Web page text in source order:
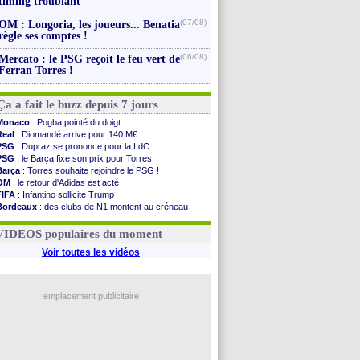
: Longoria, les joueurs... Benatia
ses comptes !
(07/08)
: le PSG reçoit le feu vert de
Torres !
(06/08)
a fait le buzz depuis 7 jours
: Pogba pointé du doigt
: Diomandé arrive pour 140 M€ !
: Dupraz se prononce pour la LdC
: le Barça fixe son prix pour Torres
: Torres souhaite rejoindre le PSG !
: le retour d'Adidas est acté
: Infantino sollicite Trump
: des clubs de N1 montent au créneau
: le démenti de Leipzig pour Diomandé
populaires du moment
Voir toutes les vidéos
emplacement publicitaire